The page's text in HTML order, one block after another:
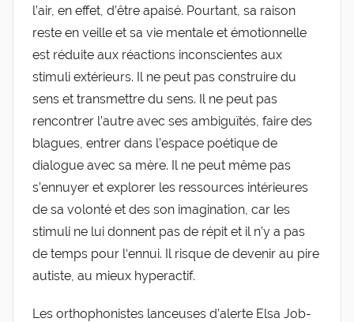
l’air, en effet, d’être apaisé. Pourtant, sa raison
reste en veille et sa vie mentale et émotionnelle
est réduite aux réactions inconscientes aux
stimuli extérieurs. Il ne peut pas construire du
sens et transmettre du sens. Il ne peut pas
rencontrer l’autre avec ses ambiguïtés, faire des
blagues, entrer dans l’espace poétique de
dialogue avec sa mère. Il ne peut même pas
s’ennuyer et explorer les ressources intérieures
de sa volonté et des son imagination, car les
stimuli ne lui donnent pas de répit et il n’y a pas
de temps pour l‘ennui. Il risque de devenir au pire
autiste, au mieux hyperactif.
Les orthophonistes lanceuses d’alerte Elsa Job-